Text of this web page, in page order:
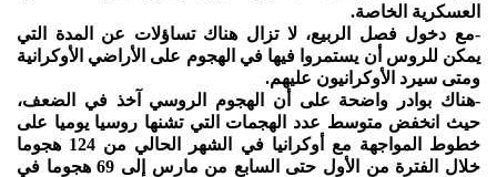
العسكرية الخاصة.
-مع دخول فصل الربيع، لا تزال هناك تساؤلات عن المدة التي
يمكن للروس أن يستمروا فيها في الهجوم على الأراضي الأوكرانية
ومتى سيرد الأوكرانيون عليهم.
-هناك بوادر واضحة على أن الهجوم الروسي آخذ في الضعف،
حيث انخفض متوسط عدد الهجمات التي تشنها روسيا يوميا على
خطوط المواجهة مع أوكرانيا في الشهر الحالي من 124 هجوما
خلال الفترة من الأول حتى السابع من مارس إلى 69 هجوما في